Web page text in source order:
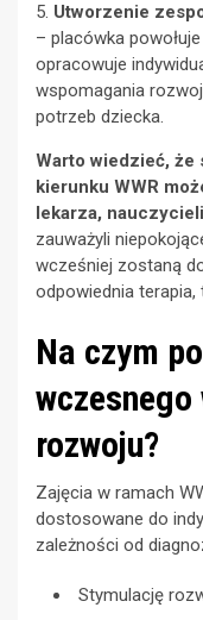
5. Utworzenie
– placówka
opracowuje
wspomagania
potrzeb dziecka.
Warto wiedzieć, że
kierunku WWR
lekarza,
zauważyli
wcześniej zostaną
odpowiednia
Na czym
rozwoju?
Zajęcia w ramach
dostosowane do
zależności od
Stymulację